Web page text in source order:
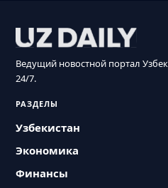
Ведущий новостной портал
24/7.
РАЗДЕЛЫ
Узбекистан
Экономика
Финансы